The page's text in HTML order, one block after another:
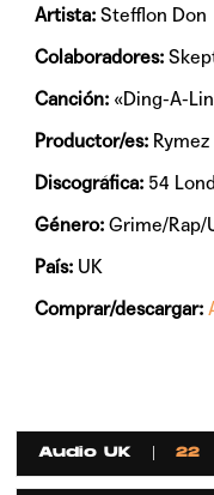
Artista: Stefflon Don
Colaboradores:
Canción: «Ding-A-
Productor/es: Rymez
Discográfica: 54
Género: Grime/Rap/
País: UK
Comprar/descargar:
Audio UK 22